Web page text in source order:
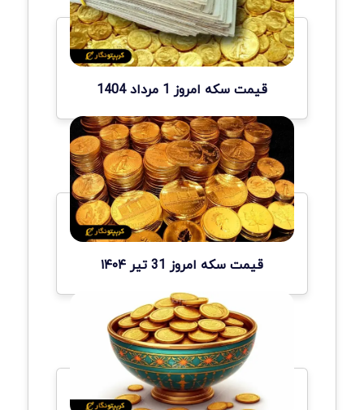
قیمت سکه امروز 1 مرداد 1404
قیمت سکه امروز 31 تیر ۱۴۰۴